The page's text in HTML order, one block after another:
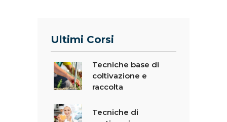
Ultimi Corsi
Tecniche base di
coltivazione e
raccolta
Tecniche di